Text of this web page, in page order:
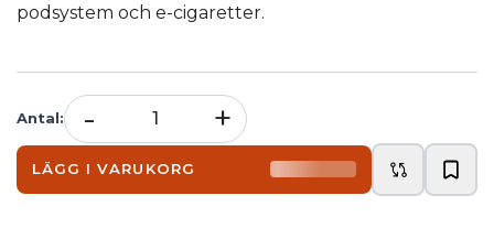
podsystem och e-cigaretter.
Antal: - +
LÄGG I VARUKORG